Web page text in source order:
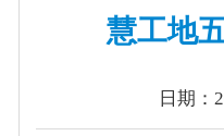
慧工地
日期